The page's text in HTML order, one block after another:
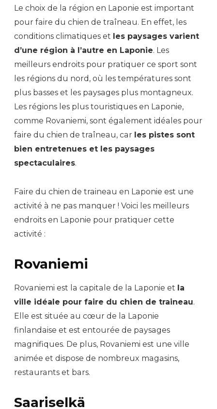
Le choix de la région en Laponie est important
pour faire du chien de traîneau. En effet, les
conditions climatiques et les paysages varient
d’une région à l’autre en Laponie. Les
meilleurs endroits pour pratiquer ce sport sont
les régions du nord, où les températures sont
plus basses et les paysages plus montagneux.
Les régions les plus touristiques en Laponie,
comme Rovaniemi, sont également idéales pour
faire du chien de traîneau, car les pistes sont
bien entretenues et les paysages
spectaculaires.
Faire du chien de traineau en Laponie est une
activité à ne pas manquer ! Voici les meilleurs
endroits en Laponie pour pratiquer cette
activité :
Rovaniemi
Rovaniemi est la capitale de la Laponie et la
ville idéale pour faire du chien de traineau.
Elle est située au cœur de la Laponie
finlandaise et est entourée de paysages
magnifiques. De plus, Rovaniemi est une ville
animée et dispose de nombreux magasins,
restaurants et bars.
Saariselkä